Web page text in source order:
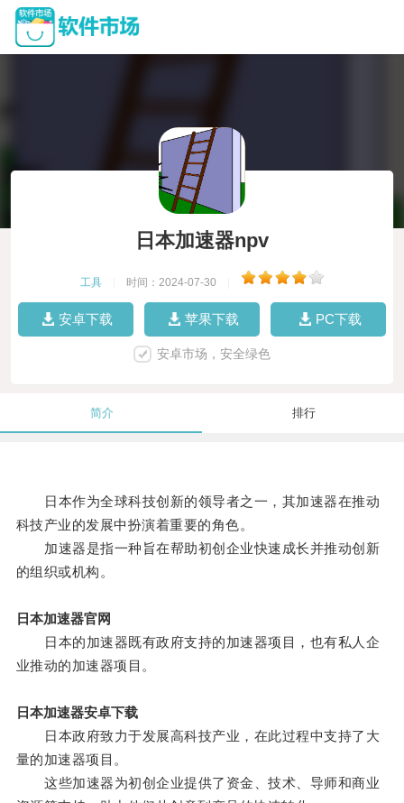
日本加速器npv
工具 时间：2024-07-30
安卓下载 苹果下载 PC下载
安卓市场，安全绿色
简介 排行
日本作为全球科技创新的领导者之一，其加速器在推动
科技产业的发展中扮演着重要的角色。
加速器是指一种旨在帮助初创企业快速成长并推动创新
的组织或机构。
日本加速器官网
日本的加速器既有政府支持的加速器项目，也有私人企
业推动的加速器项目。
日本加速器安卓下载
日本政府致力于发展高科技产业，在此过程中支持了大
量的加速器项目。
这些加速器为初创企业提供了资金、技术、导师和商业